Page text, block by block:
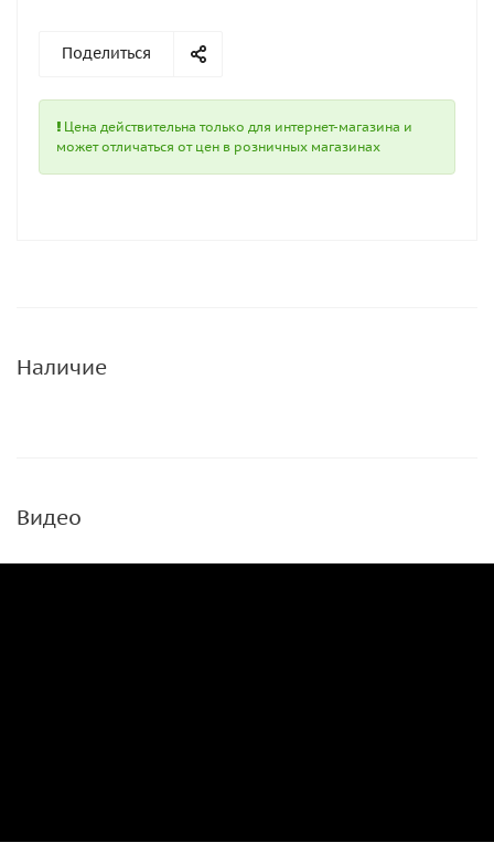
Поделиться
Цена действительна только для интернет-магазина и
может отличаться от цен в розничных магазинах
Наличие
Видео